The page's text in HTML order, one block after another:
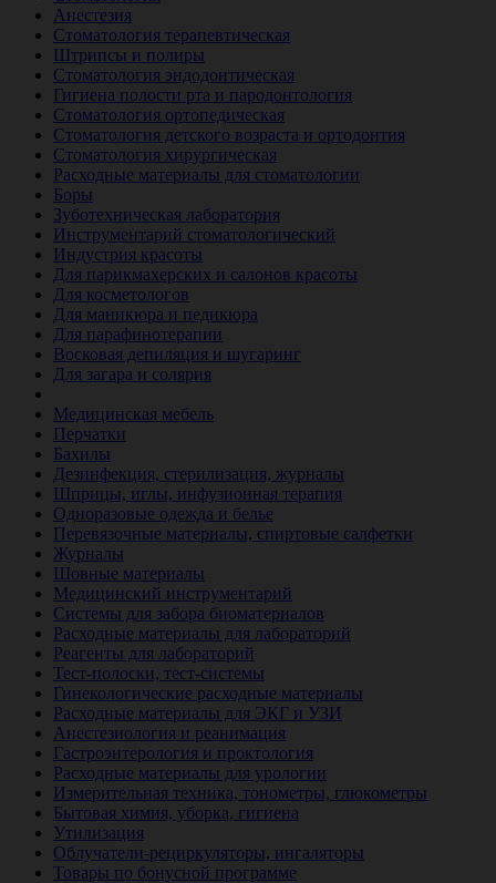
Анестезия
Стоматология терапевтическая
Штрипсы и полиры
Стоматология эндодонтическая
Гигиена полости рта и пародонтология
Стоматология ортопедическая
Стоматология детского возраста и ортодонтия
Стоматология хирургическая
Расходные материалы для стоматологии
Боры
Зуботехническая лаборатория
Инструментарий стоматологический
Индустрия красоты
Для парикмахерских и салонов красоты
Для косметологов
Для маникюра и педикюра
Для парафинотерапии
Восковая депиляция и шугаринг
Для загара и солярия
Медицинская мебель
Перчатки
Бахилы
Дезинфекция, стерилизация, журналы
Шприцы, иглы, инфузионная терапия
Одноразовые одежда и белье
Перевязочные материалы, спиртовые салфетки
Журналы
Шовные материалы
Медицинский инструментарий
Системы для забора биоматериалов
Расходные материалы для лабораторий
Реагенты для лабораторий
Тест-полоски, тест-системы
Гинекологические расходные материалы
Расходные материалы для ЭКГ и УЗИ
Анестезиология и реанимация
Гастроэнтерология и проктология
Расходные материалы для урологии
Измерительная техника, тонометры, глюкометры
Бытовая химия, уборка, гигиена
Утилизация
Облучатели-рециркуляторы, ингаляторы
Товары по бонусной программе